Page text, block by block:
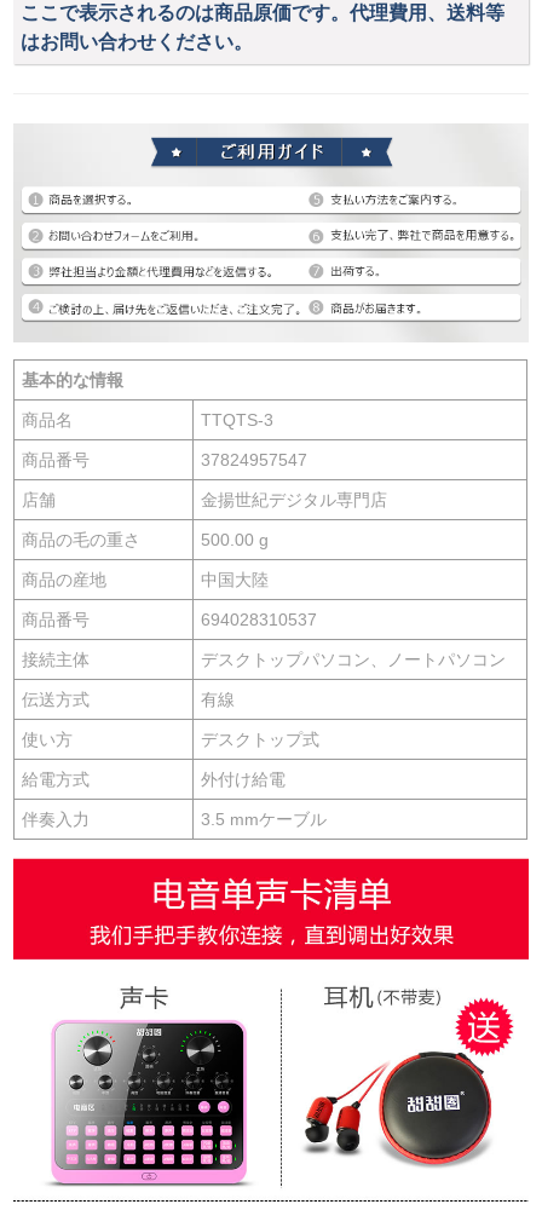
ここで表示されるのは商品原価です。代理費用、送料等
はお問い合わせください。
基本的な情報
商品名 TTQTS-3
商品番号 37824957547
店舗 金揚世紀デジタル専門店
商品の毛の重さ 500.00 g
商品の産地 中国大陸
商品番号 694028310537
接続主体 デスクトップパソコン、ノートパソコン
伝送方式 有線
使い方 デスクトップ式
給電方式 外付け給電
伴奏入力 3.5 mmケーブル